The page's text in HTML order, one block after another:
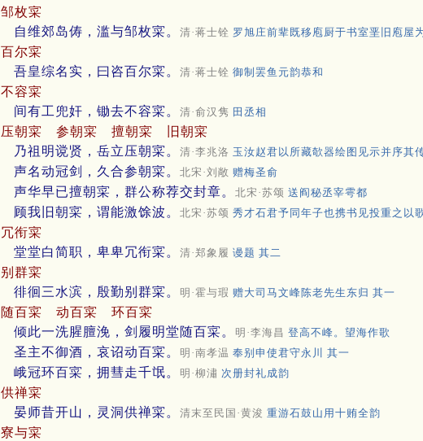
邹枚寀
自维郊岛俦，滥与邹枚寀。 清·蒋士铨 罗旭庄前辈既移庖厨于书室垩旧庖屋
百尔寀
吾皇综名实，曰咨百尔寀。 清·蒋士铨 御制罢鱼元韵恭和
不容寀
间有工兜奸，锄去不容寀。 清·俞汉隽 田丞相
压朝寀 参朝寀 擅朝寀
旧朝寀
乃祖明谠贤，岳立压朝寀。 清·李兆洛 玉汝赵君以所藏欹器绘图见示并序其
声名动冠剑，久合参朝寀。 北宋·刘敞 赠梅圣俞
声华早已擅朝寀，群公称荐交封章。 北宋·苏颂 送阎秘丞宰雩都
顾我旧朝寀，谓能激馀波。 北宋·苏颂 秀才石君予同年子也携书见投重之以
冗衔寀
堂堂白简职，卑卑冗衔寀。 清·郑象履 谩题 其二
别群寀
徘徊三水滨，殷勤别群寀。
明·霍与瑕 赠大司马文峰陈老先生东归 其一
随百寀 动百寀
环百寀
倾此一洗腥膻浼，剑履明堂随百寀。
明·李海昌 登高不峰。望海作歌
圣主不御酒，哀诏动百寀。 明·南孝温 奉别申使君守永川 其一
峨冠环百寀，拥彗走千氓。 明·柳潚 次册封礼成韵
供禅寀
晏师昔开山，灵洞供禅寀。 清末至民国·黄浚 重游石鼓山用十贿全韵
寮与寀